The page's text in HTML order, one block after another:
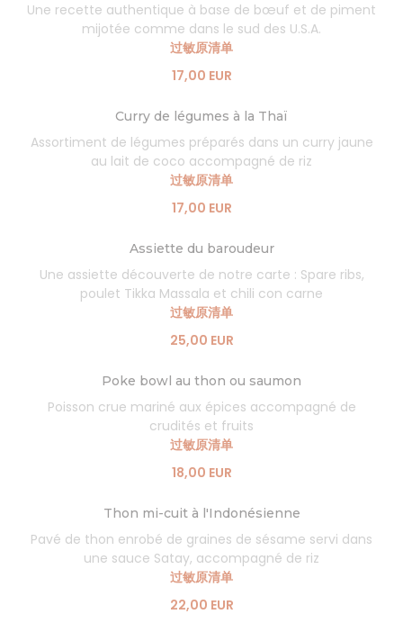
Une recette authentique à base de bœuf et de piment
mijotée comme dans le sud des U.S.A.
过敏原清单
17,00 EUR
Curry de légumes à la Thaï
Assortiment de légumes préparés dans un curry jaune
au lait de coco accompagné de riz
过敏原清单
17,00 EUR
Assiette du baroudeur
Une assiette découverte de notre carte : Spare ribs,
poulet Tikka Massala et chili con carne
过敏原清单
25,00 EUR
Poke bowl au thon ou saumon
Poisson crue mariné aux épices accompagné de
crudités et fruits
过敏原清单
18,00 EUR
Thon mi-cuit à l'Indonésienne
Pavé de thon enrobé de graines de sésame servi dans
une sauce Satay, accompagné de riz
过敏原清单
22,00 EUR